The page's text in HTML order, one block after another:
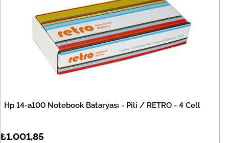
Hp 14-a100 Notebook Bataryası - Pili / RETRO - 4 Cell
₺1.001,85